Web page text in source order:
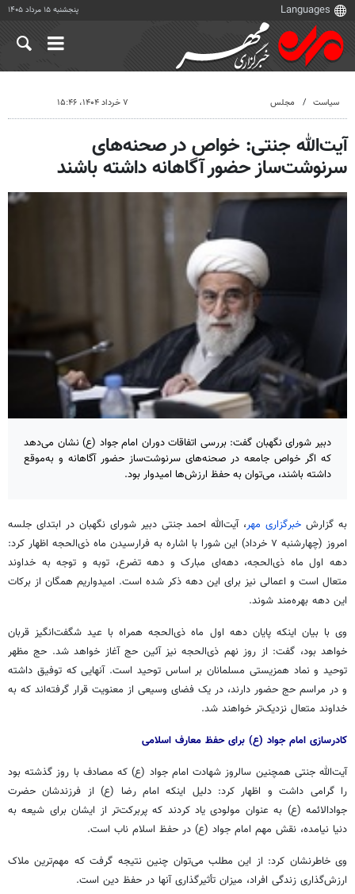
پنجشنبه ۱۵ مرداد ۱۴۰۵
سیاست مجلس ۷ خرداد ۱۴۰۴، ۱۵:۴۶
آیت‌الله جنتی: خواص در صحنه‌های
سرنوشت‌ساز حضور آگاهانه داشته باشند
دبیر شورای نگهبان گفت: بررسی اتفاقات دوران امام جواد (ع) نشان می‌دهد
که اگر خواص جامعه در صحنه‌های سرنوشت‌ساز حضور آگاهانه و به‌موقع
داشته باشند، می‌توان به حفظ ارزش‌ها امیدوار بود.
به گزارش خبرگزاری مهر، آیت‌الله احمد جنتی دبیر شورای نگهبان در ابتدای جلسه
امروز (چهارشنبه ۷ خرداد) این شورا با اشاره به فرارسیدن ماه ذی‌الحجه اظهار کرد:
دهه اول ماه ذی‌الحجه، دهه‌ای مبارک و دههتضرع، توبه و توجه به خداوند
متعال است و اعمالی نیز برای این دهه ذکر شده است. امیدواریم همگان از برکات
این دهه بهره‌مند شوند.
وی با بیان اینکه پایان دهه اول ماه ذی‌الحجه همراه با عید شگفت‌انگیز قربان
خواهد بود، گفت: از روز نهم ذی‌الحجه نیز آئین حج آغاز خواهد شد. حج مظهر
توحید و نماد همزیستی مسلمانان بر اساس توحید است. آنهایی که توفیق داشته
و در مراسم حج حضور دارند، در یک فضای وسیعی از معنویت قرار گرفته‌اند که به
خداوند متعال نزدیک‌تر خواهند شد.
کادرسازی امام جواد (ع) برای حفظ معارف اسلامی
آیت‌الله جنتی همچنین سالروز شهادت امام جواد (ع) که مصادف با روز گذشته بود
را گرامی داشت و اظهار کرد: دلیل اینکه امام رضا (ع) از فرزندشان حضرت
جوادالائمه (ع) به عنوان مولودییاد کردند که پربرکت‌تر از ایشان برای شیعه به
دنیا نیامده، نقش مهم امام جواد (ع) در حفظ اسلام ناب است.
وی خاطرنشان کرد: از این مطلب می‌توان چنین نتیجه گرفت که مهم‌ترین ملاک
ارزش‌گذاری زندگی افراد، میزان تأثیرگذاری آنها در حفظ دین است.